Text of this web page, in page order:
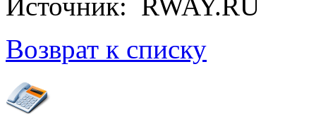
Источник: RWAY.RU
Возврат к списку